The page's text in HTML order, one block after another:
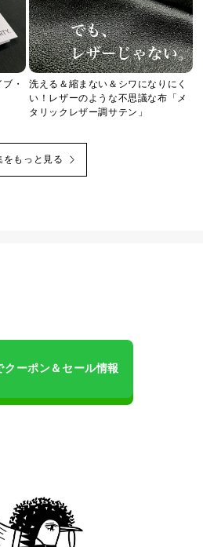
・
洗える＆縮まない＆シワになりにく
い！レザーのような不思議な布「メ
タリックレザー調サテン」
をもっと見る
クーポン＆セール情報